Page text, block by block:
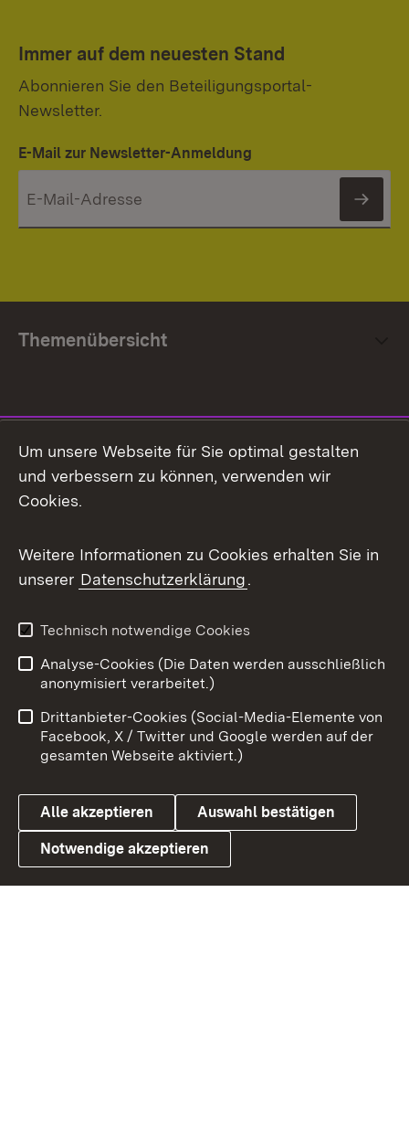
Immer auf dem neuesten Stand
Abonnieren Sie den Beteiligungsportal-
Newsletter.
E-Mail zur Newsletter-Anmeldung
Themenübersicht
Facebook
X / Twitter
Youtube
Link zum Landesportal
Impressum
Kontakt
Barrierefreiheit
Datenschutz
Cookies
Um unsere Webseite für Sie optimal gestalten
und verbessern zu können, verwenden wir
Cookies.
Weitere Informationen zu Cookies erhalten Sie in
unserer Datenschutzerklärung.
Technisch notwendige Cookies
Analyse-Cookies (Die Daten werden ausschließlich
anonymisiert verarbeitet.)
Drittanbieter-Cookies (Social-Media-Elemente von
Facebook, X / Twitter und Google werden auf der
gesamten Webseite aktiviert.)
Alle akzeptieren Auswahl bestätigen
Notwendige akzeptieren